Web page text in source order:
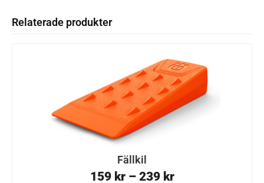
Relaterade produkter
Fällkil
159 kr – 239 kr